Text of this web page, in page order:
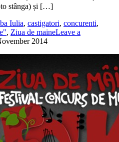
stânga) și […]
Iulia, castigatori, concurenti,
, Ziua de maineLeave a
2014